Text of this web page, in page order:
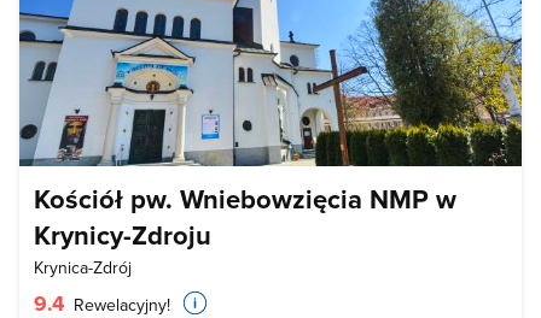
Kościół pw. Wniebowzięcia NMP w
Krynicy-Zdroju
Krynica-Zdrój
9.4 Rewelacyjny!